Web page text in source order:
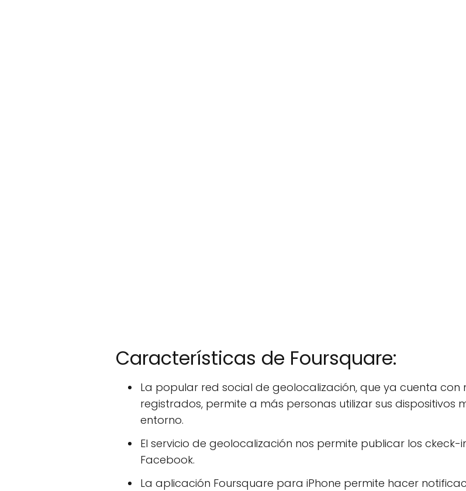
Características de Foursquare:
La popular red social de geolocalización, que ya cuenta con
registrados, permite a más personas utilizar sus dispositivos
entorno.
El servicio de geolocalización nos permite publicar los
Facebook.
La aplicación Foursquare para iPhone permite hacer